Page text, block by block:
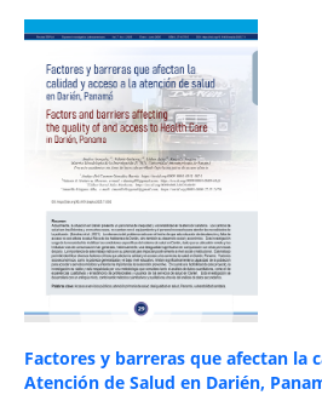
Factores y barreras que afectan la
Atención de Salud en Darién,